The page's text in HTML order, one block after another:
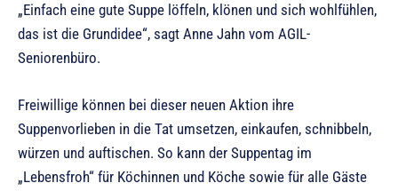
„Einfach eine gute Suppe löffeln, klönen und sich wohlfühlen,
das ist die Grundidee“, sagt Anne Jahn vom AGIL-
Seniorenbüro.
Freiwillige können bei dieser neuen Aktion ihre
Suppenvorlieben in die Tat umsetzen, einkaufen, schnibbeln,
würzen und auftischen. So kann der Suppentag im
„Lebensfroh“ für Köchinnen und Köche sowie für alle Gäste